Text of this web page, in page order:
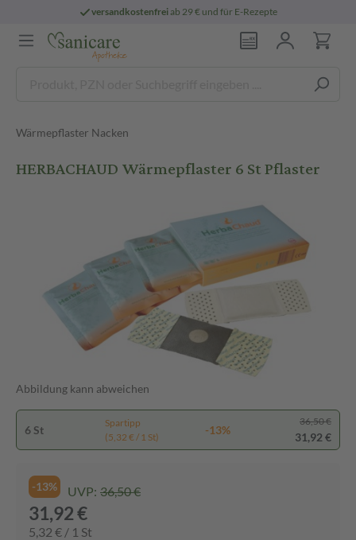
versandkostenfreiab 29 € und für E-Rezepte
Wärmepflaster Nacken
HERBACHAUD Wärmepflaster 6 St Pflaster
Abbildung kann abweichen
6 St
Spartipp
(5,32 € / 1 St)
-13%
36,50 €
31,92 €
-13% UVP: 36,50 €
31,92 €
5,32 € / 1 St